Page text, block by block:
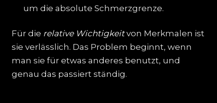
um die absolute Schmerzgrenze.
Für die relative Wichtigkeitvon Merkmalen ist
sie verlässlich. Das Problem beginnt, wenn
man sie für etwas anderes benutzt, und
genau das passiert ständig.